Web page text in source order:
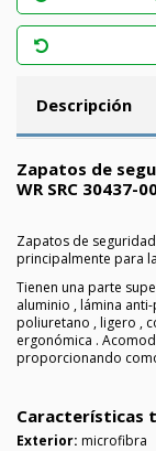
Descripción
Zapatos de
WR SRC 30437-
Zapatos de
principalmente para
Tienen una parte
aluminio , lámina
poliuretano , ligero ,
ergonómica .
proporcionando
Características
Exterior: microfibra